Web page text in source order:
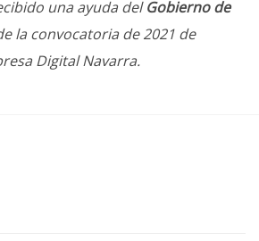
una ayuda delGobierno de
la convocatoria de 2021 de
Digital Navarra.